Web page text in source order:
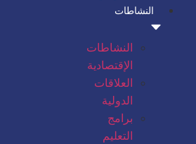
النشاطات
النشاطات
الإقتصادية
العلاقات
الدولية
برامج
التعليم